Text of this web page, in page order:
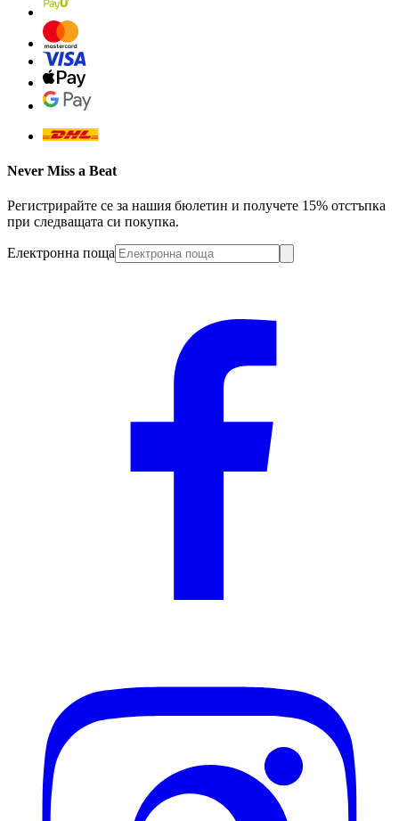
Never Miss a Beat
Регистрирайте се за нашия бюлетин и получете 15% отстъпка
при следващата си покупка.
Електронна поща